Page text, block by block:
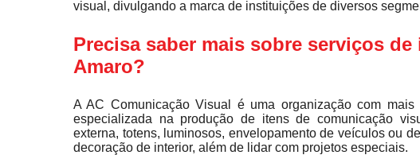
visual, divulgando a marca de instituições de diversos
Precisa saber mais sobre serviços
Amaro?
A AC Comunicação Visual é uma organização com
especializada na produção de itens de comunicação
externa, totens, luminosos, envelopamento de veículos ou
decoração de interior, além de lidar com projetos especiais.